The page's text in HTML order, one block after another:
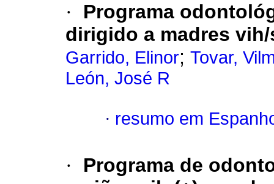
·
Programa
dirigido a madres
Garrido, Elinor; Tovar,
León, José R
· resumo em
·
Programa de